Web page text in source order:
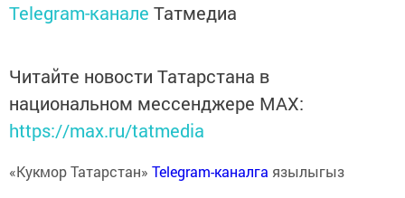
Telegram-канале Татмедиа
Читайте новости Татарстана в
национальном мессенджере MАХ:
https://max.ru/tatmedia
«Кукмор Татарстан» Telegram-каналга язылыгыз